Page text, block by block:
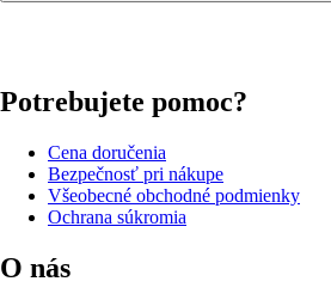
Potrebujete pomoc?
Cena doručenia
Bezpečnosť pri nákupe
Všeobecné obchodné podmienky
Ochrana súkromia
O nás